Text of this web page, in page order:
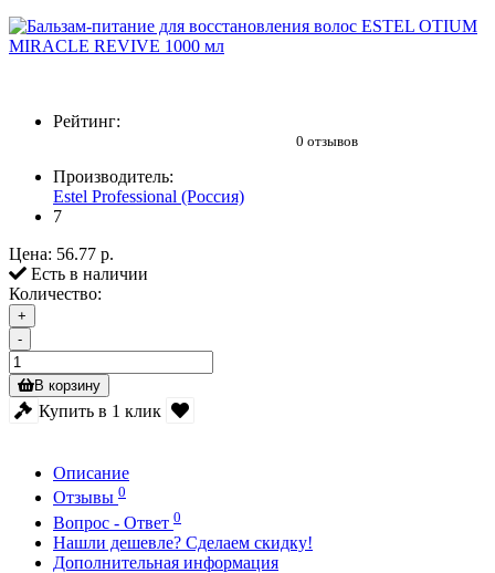
Рейтинг:
0 отзывов
Производитель:
Estel Professional (Россия)
7
Цена: 56.77 р.
Есть в наличии
Количество:
+
-
В корзину
Купить в 1 клик
Описание
Отзывы 0
Вопрос - Ответ 0
Нашли дешевле? Сделаем скидку!
Дополнительная информация